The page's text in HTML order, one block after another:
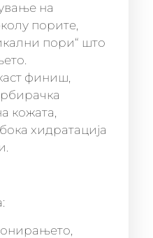
на
порите,
пори“ што
финиш,
кожата,
хидратација